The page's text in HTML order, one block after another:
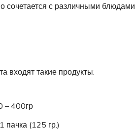
сочетается с различными блюдами.
входят такие продукты:
– 400гр
пачка (125 гр.)